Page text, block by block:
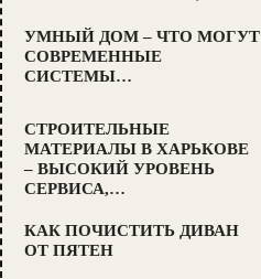
УМНЫЙ ДОМ – ЧТО МОГУТ
СОВРЕМЕННЫЕ
СИСТЕМЫ…
СТРОИТЕЛЬНЫЕ
МАТЕРИАЛЫ В ХАРЬКОВЕ
– ВЫСОКИЙ УРОВЕНЬ
СЕРВИСА,…
КАК ПОЧИСТИТЬ ДИВАН
ОТ ПЯТЕН